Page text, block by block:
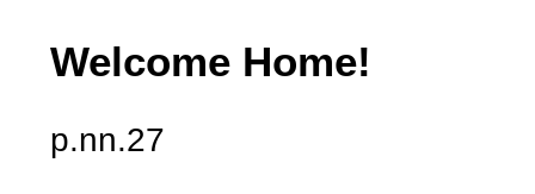
Welcome Home!
p.nn.27